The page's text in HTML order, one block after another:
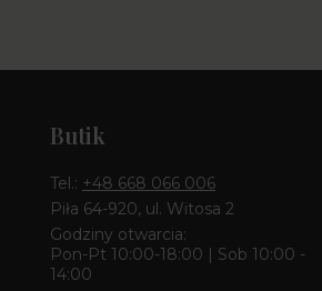
Butik
Tel.: +48 668 066 006
Piła 64-920, ul. Witosa 2
Godziny otwarcia:
Pon-Pt 10:00-18:00 | Sob 10:00 -
14:00